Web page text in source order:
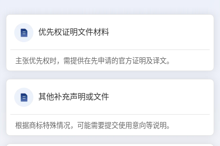
优先权证明文件材料
主张优先权时，需提供在先申请的官方证明及译文。
其他补充声明或文件
根据商标特殊情况，可能需要提交使用意向等说明。